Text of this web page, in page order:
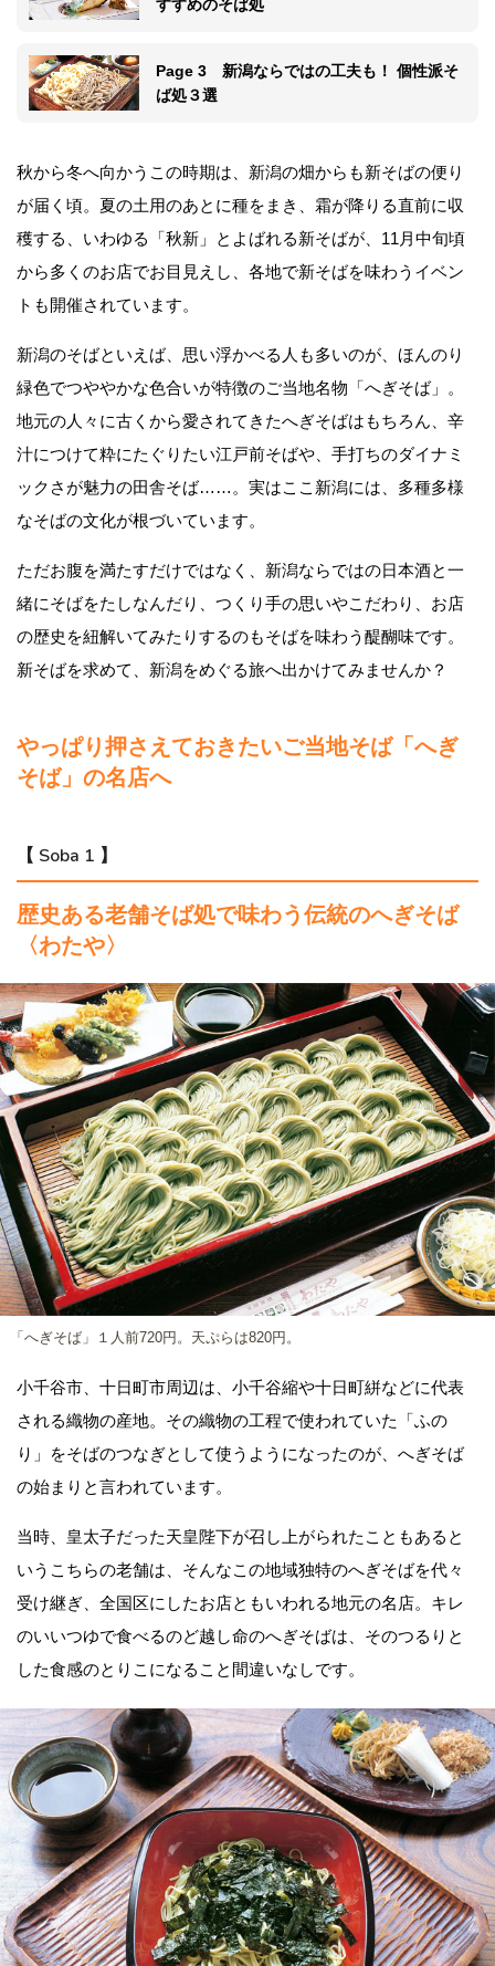
すすめのそば処
Page 3 新潟ならではの工夫も！ 個性派そ
ば処３選
秋から冬へ向かうこの時期は、新潟の畑からも新そばの便り
が届く頃。夏の土用のあとに種をまき、霜が降りる直前に収
穫する、いわゆる「秋新」とよばれる新そばが、11月中旬頃
から多くのお店でお目見えし、各地で新そばを味わうイベン
トも開催されています。
新潟のそばといえば、思い浮かべる人も多いのが、ほんのり
緑色でつややかな色合いが特徴のご当地名物「へぎそば」。
地元の人々に古くから愛されてきたへぎそばはもちろん、辛
汁につけて粋にたぐりたい江戸前そばや、手打ちのダイナミ
ックさが魅力の田舎そば……。実はここ新潟には、多種多様
なそばの文化が根づいています。
ただお腹を満たすだけではなく、新潟ならではの日本酒と一
緒にそばをたしなんだり、つくり手の思いやこだわり、お店
の歴史を紐解いてみたりするのもそばを味わう醍醐味です。
新そばを求めて、新潟をめぐる旅へ出かけてみませんか？
やっぱり押さえておきたいご当地そば「へぎ
そば」の名店へ
【 Soba 1 】
歴史ある老舗そば処で味わう伝統のへぎそば
〈わたや〉
「へぎそば」１人前720円。天ぷらは820円。
小千谷市、十日町市周辺は、小千谷縮や十日町絣などに代表
される織物の産地。その織物の工程で使われていた「ふの
り」をそばのつなぎとして使うようになったのが、へぎそば
の始まりと言われています。
当時、皇太子だった天皇陛下が召し上がられたこともあると
いうこちらの老舗は、そんなこの地域独特のへぎそばを代々
受け継ぎ、全国区にしたお店ともいわれる地元の名店。キレ
のいいつゆで食べるのど越し命のへぎそばは、そのつるりと
した食感のとりこになること間違いなしです。